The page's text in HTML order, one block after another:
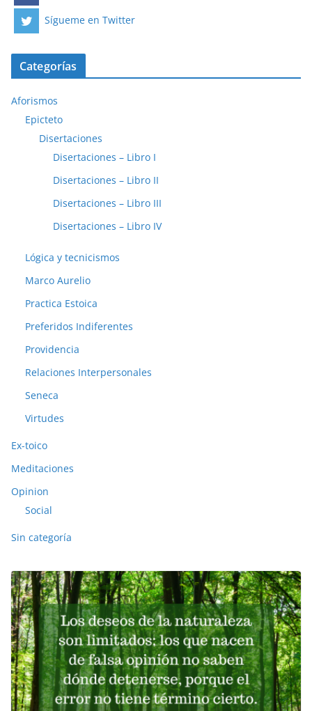
Sígueme en Twitter
Categorías
Aforismos
Epicteto
Disertaciones
Disertaciones – Libro I
Disertaciones – Libro II
Disertaciones – Libro III
Disertaciones – Libro IV
Lógica y tecnicismos
Marco Aurelio
Practica Estoica
Preferidos Indiferentes
Providencia
Relaciones Interpersonales
Seneca
Virtudes
Ex-toico
Meditaciones
Opinion
Social
Sin categoría